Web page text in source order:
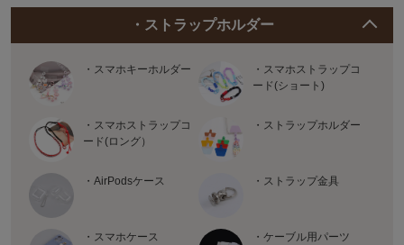
・ストラップホルダー
・スマホキーホルダー
・スマホストラップコ
ード(ショート)
・スマホストラップコ
ード(ロング）
・ストラップホルダー
・AirPodsケース ・ストラップ金具
・スマホケース ・ケーブル用パーツ